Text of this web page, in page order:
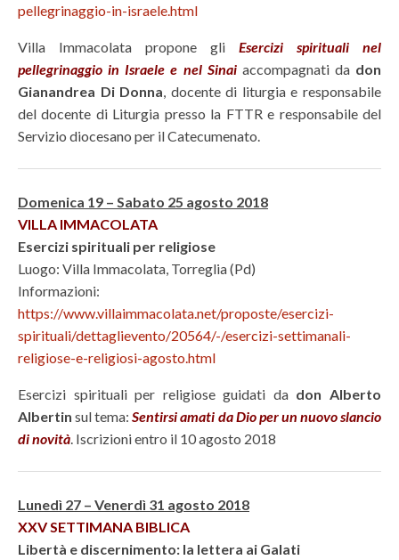
pellegrinaggio-in-israele.html
Villa Immacolata propone gli Esercizi spirituali nel
pellegrinaggio in Israele e nel Sinai accompagnati da don
Gianandrea Di Donna , docente di liturgia e responsabile
del docente di Liturgia presso la FTTR e responsabile del
Servizio diocesano per il Catecumenato.
Domenica 19 – Sabato 25 agosto 2018
VILLA IMMACOLATA
Esercizi spirituali per religiose
Luogo: Villa Immacolata, Torreglia (Pd)
Informazioni:
https://www.villaimmacolata.net/proposte/esercizi-
spirituali/dettaglievento/20564/-/esercizi-settimanali-
religiose-e-religiosi-agosto.html
Esercizi spirituali per religiose guidati da don Alberto
Albertin sul tema:Sentirsi amati da Dio per un nuovo slancio
di novità . Iscrizioni entro il 10 agosto 2018
Lunedì 27 – Venerdì 31 agosto 2018
XXV SETTIMANA BIBLICA
Libertà e discernimento: la lettera ai Galati